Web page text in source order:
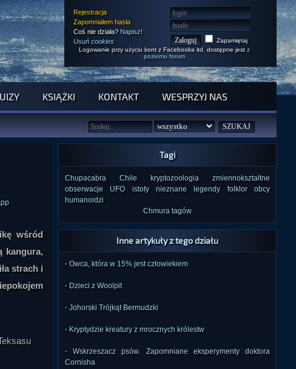
Rejestracja
Zapomniałem hasła
Coś nie działa? Napisz!
Usuń cookies
Zapamiętaj
Logowanie przy użyciu kont z Facebooka itd. dostępne jest z
poziomu forum
KSIĄŻKI KONTAKT WESPRZYJ NAS
wśród
kangura,
strach i
Tagi
Chupacabra Chile kryptozoologia
zmiennokształtne
obserwacje UFO
istoty nieznane legendy folklor
obcy
humanoidzi
Chmura tagów
Inne artykuły z tego działu
· Owca, która w 15% jest człowiekiem
· Dzieci z Woolpit
· Johorski Trójkąt Bermudzki
· Kryptydzie kreatury z mrocznych królestw
·
Wskrzeszacz psów. Zapomniane eksperymenty doktora
Cornisha